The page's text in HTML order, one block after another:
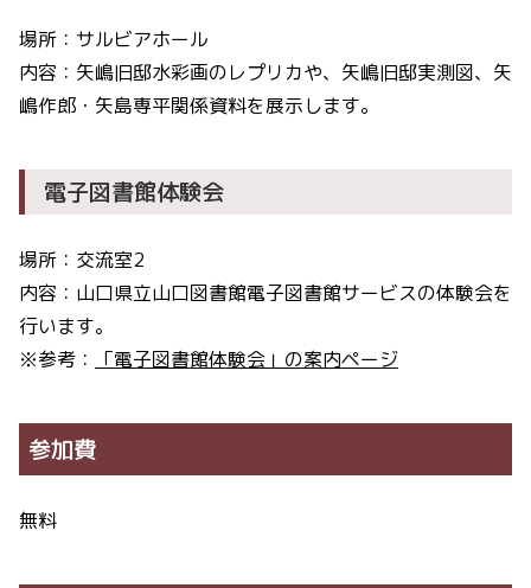
場所：サルビアホール
内容：矢嶋旧邸水彩画のレプリカや、矢嶋旧邸実測図、矢
嶋作郎・矢島専平関係資料を展示します。
電子図書館体験会
場所：交流室2
内容：山口県立山口図書館電子図書館サービスの体験会を
行います。
※参考：
「電子図書館体験会」の案内ページ
参加費
無料